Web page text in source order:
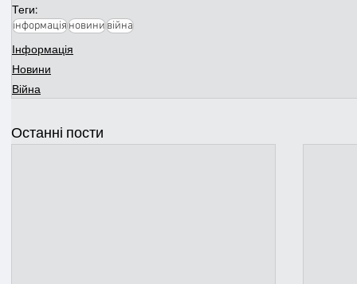
Теги:
інформаціяновинивійна
Інформація
Новини
Війна
Останні пости